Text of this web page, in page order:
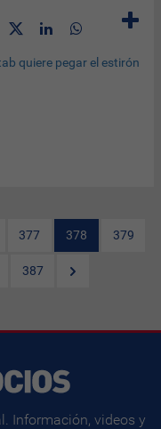
377 378 379
387
Información, videos y